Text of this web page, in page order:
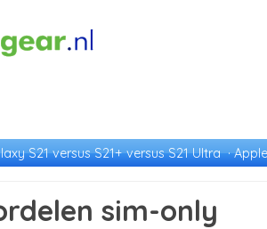
S21 versus S21+ versus S21 Ultra
sim-only